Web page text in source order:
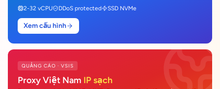
2-32 vCPU DDoS protected SSD NVMe
Xem cấu hình
QUẢNG CÁO · VSIS
Proxy Việt Nam IP sạch